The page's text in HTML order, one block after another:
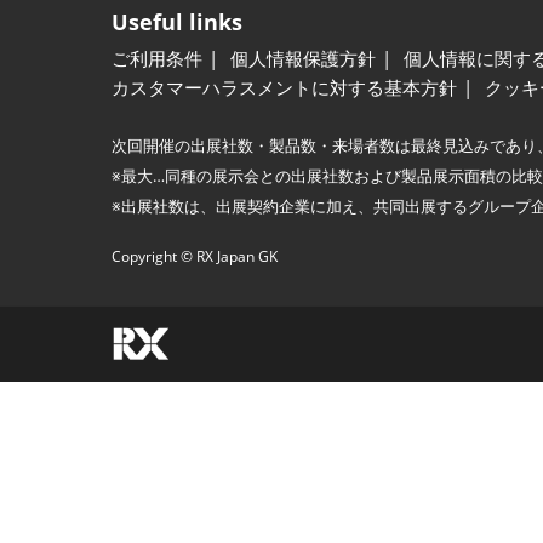
Useful links
ご利用条件 個人情報保護方針
個人情報に関す
カスタマーハラスメントに対する基本方針
クッ
次回開催の出展社数・製品数・来場者数は最終見込みであ
※最大…同種の展示会との出展社数および製品展示面積の比
※出展社数は、出展契約企業に加え、共同出展するグループ
Copyright © RX Japan GK